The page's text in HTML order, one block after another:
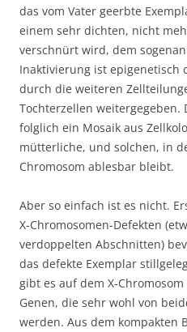
das vom Vater geerbte
einem sehr dichten, nicht
verschnürt wird, dem
Inaktivierung ist epigenetisch
durch die weiteren
Tochterzellen weitergegeben.
folglich ein Mosaik aus
mütterliche, und solchen, in
Chromosom ablesbar bleibt.
Aber so einfach ist es nicht.
X-Chromosomen-Defekten
verdoppelten Abschnitten)
das defekte Exemplar
gibt es auf dem X-
Genen, die sehr wohl von
werden. Aus dem kompakten